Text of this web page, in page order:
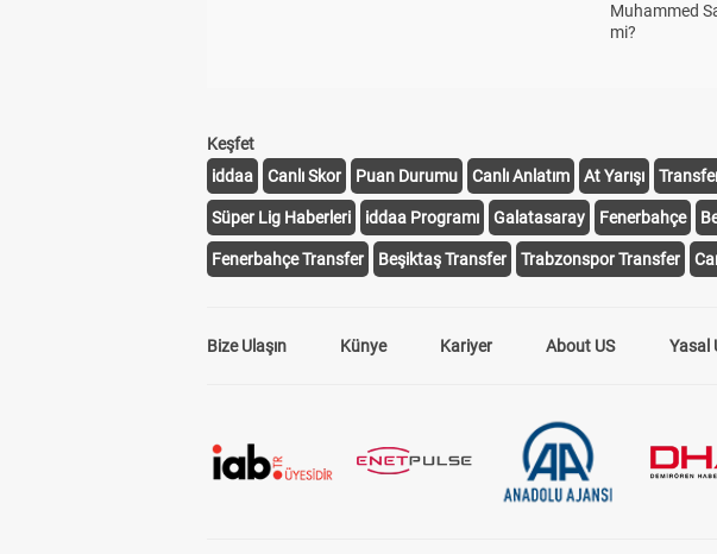
Muhammed
mi?
Keşfet
iddaa
Canlı Skor Puan Durumu Canlı Anlatım At Yarışı
Süper Lig Haberleri iddaa Programı Galatasaray Fenerbahçe
Fenerbahçe Transfer Beşiktaş Transfer Trabzonspor Transfer
Bize Ulaşın Künye Kariyer About US Yasal